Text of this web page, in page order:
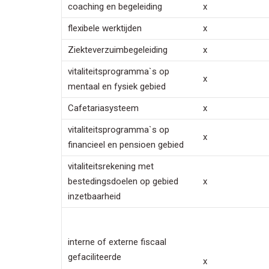
coaching en begeleiding
x
flexibele werktijden
x
Ziekteverzuimbegeleiding
x
vitaliteitsprogramma`s op
mentaal en fysiek gebied
x
Cafetariasysteem x
vitaliteitsprogramma`s op
financieel en pensioen gebied
x
vitaliteitsrekening met
bestedingsdoelen op gebied
inzetbaarheid
x
interne of externe fiscaal
gefaciliteerde
x